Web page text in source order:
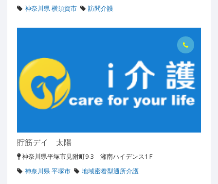
神奈川県 横須賀市
訪問介護
貯筋デイ 太陽
神奈川県平塚市見附町9-3 湘南ハイデンス1Ｆ
神奈川県 平塚市
地域密着型通所介護